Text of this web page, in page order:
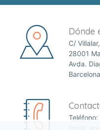
Dónde
C/
28001
Avda.
Barcelona
Teléfono: